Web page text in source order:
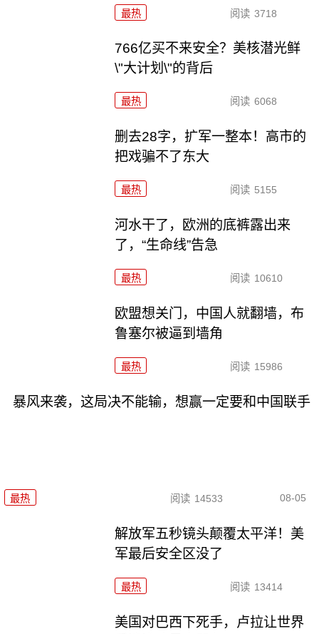
最热 阅读 3718
766亿买不来安全？美核潜光鲜
\"大计划\"的背后
最热 阅读 6068
删去28字，扩军一整本！高市的
把戏骗不了东大
最热 阅读 5155
河水干了，欧洲的底裤露出来
了，“生命线”告急
最热 阅读 10610
欧盟想关门，中国人就翻墙，布
鲁塞尔被逼到墙角
最热 阅读 15986
暴风来袭，这局决不能输，想赢一定要和中国联手
最热 阅读 14533 08-05
解放军五秒镜头颠覆太平洋！美
军最后安全区没了
最热 阅读 13414
美国对巴西下死手，卢拉让世界